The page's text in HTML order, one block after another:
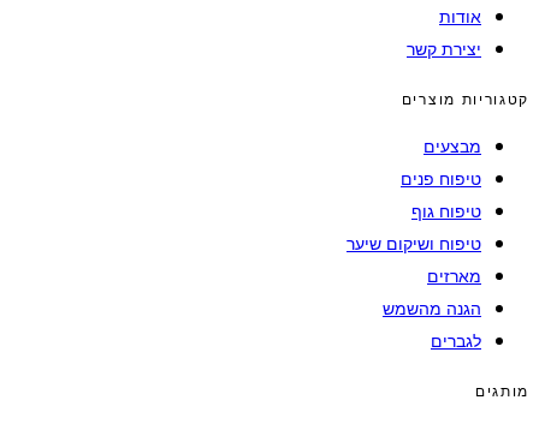
אודות
יצירת קשר
קטגוריות מוצרים
מבצעים
טיפוח פנים
טיפוח גוף
טיפוח ושיקום שיער
מארזים
הגנה מהשמש
לגברים
מותגים